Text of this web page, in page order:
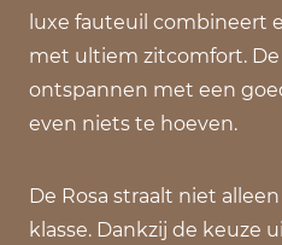
luxe fauteuil combineert
met ultiem zitcomfort.
ontspannen met een
even niets te hoeven.
De Rosa straalt niet
klasse. Dankzij de keuze